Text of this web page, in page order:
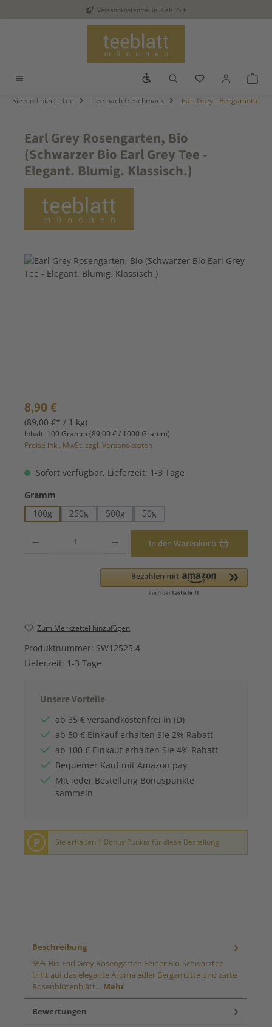
Zum Hauptinhalt springenVersandkostenfrei in D ab 35 €
Werkzeugleiste anzeigen
Du hast 0
Sie sind hier: Tee Tee nach Geschmack Earl Grey - Bergamotte
Earl Grey Rosengarten, Bio
(Schwarzer Bio Earl Grey Tee -
Elegant. Blumig. Klassisch.)
Bildergalerie überspringen
Regulärer Preis:
8,90 €
(89,00 €* / 1 kg)
Inhalt: 100 Gramm (89,00 € / 1000 Gramm)
Preise inkl. MwSt. zzgl. Versandkosten
Sofort verfügbar, Lieferzeit: 1-3 Tage
Gramm
100g
250g 500g 50g
In den Warenkorb
Zum Merkzettel hinzufügen
Produktnummer: SW12525.4
Lieferzeit: 1-3 Tage
Unsere Vorteile
ab 35 € versandkostenfrei in (D)
ab 50 € Einkauf erhalten Sie 2% Rabatt
ab 100 € Einkauf erhalten Sie 4% Rabatt
Bequemer Kauf mit Amazon pay
Mit jeder Bestellung Bonuspunkte
sammeln
P Sie erhalten 1 Bonus Punkte für diese Bestellung
Beschreibung
🌹☕ Bio Earl Grey Rosengarten Feiner Bio-Schwarztee
trifft auf das elegante Aroma edler Bergamotte und zarte
Rosenblütenblätt… Mehr
Bewertungen